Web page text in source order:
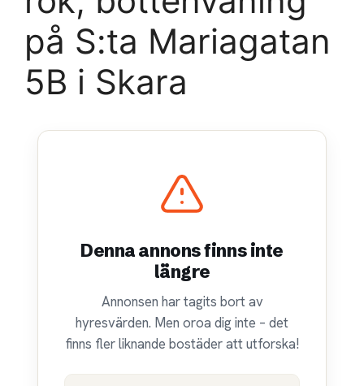
på S:ta Mariagatan
5B i Skara
Denna annons finns inte
längre
Annonsen har tagits bort av
hyresvärden. Men oroa dig inte – det
finns fler liknande bostäder att utforska!